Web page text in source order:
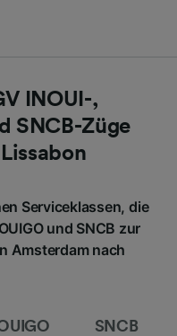
INOUI-,
SNCB-Züge
Serviceklassen, die
und SNCB zur
Amsterdam nach
SNCB